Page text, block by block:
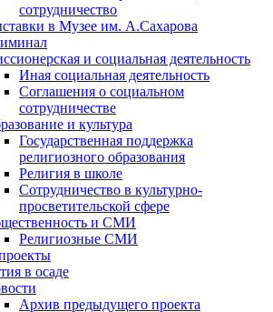
сотрудничество
в Музее им. А.Сахарова
и социальная деятельность
Иная социальная деятельность
Соглашения о социальном
сотрудничестве
и культура
Государственная поддержка
религиозного образования
Религия в школе
Сотрудничество в культурно-
просветительской сфере
и СМИ
Религиозные СМИ
в осаде
Архив предыдущего проекта